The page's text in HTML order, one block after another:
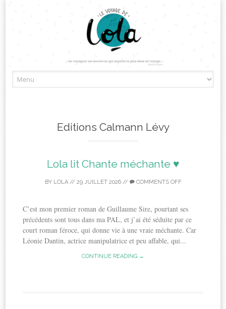
to
Editions Calmann Lévy
Lola lit Chante méchante ♥
BY LOLA// 29 JUILLET 2026// COMMENTS OFF
C’est mon premier roman de Guillaume Sire, pourtant ses
précédents sont tous dans ma PAL, et j’ai été séduite par ce
court roman féroce, qui donne vie à une vraie méchante. Car
Léonie Dantin, actrice manipulatrice et peu affable, qui...
CONTINUE READING →